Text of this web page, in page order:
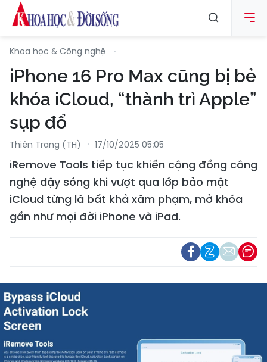
Khoa học & Công nghệ
iPhone 16 Pro Max cũng bị bẻ
khóa iCloud, “thành trì Apple”
sụp đổ
Thiên Trang (TH) 17/10/2025 05:05
iRemove Tools tiếp tục khiến cộng đồng công
nghệ dậy sóng khi vượt qua lớp bảo mật
iCloud từng là bất khả xâm phạm, mở khóa
gần như mọi đời iPhone và iPad.